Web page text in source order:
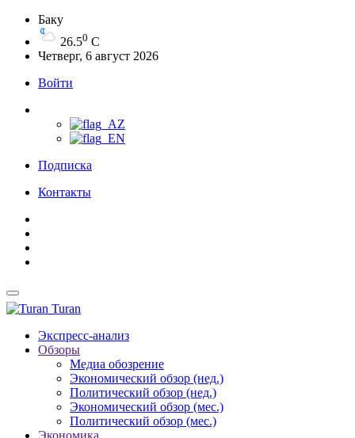
Баку
26.50 C
Четверг, 6 август 2026
Войти
Подписка
Контакты
Turan
Экспресс-анализ
Обзоры
Медиа обозрение
Экономический обзор (нед.)
Политический обзор (нед.)
Экономический обзор (мес.)
Политический обзор (мес.)
Экономика